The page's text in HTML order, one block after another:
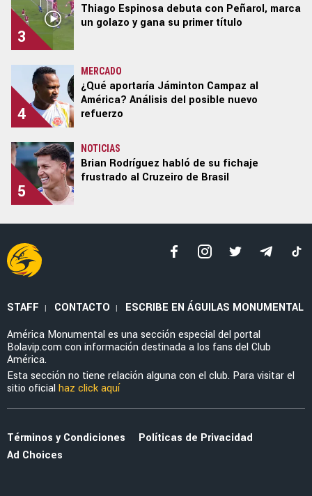
3
Thiago Espinosa debuta con Peñarol, marca
un golazo y gana su primer título
4
MERCADO
¿Qué aportaría Jáminton Campaz al
América? Análisis del posible nuevo
refuerzo
5
NOTICIAS
Brian Rodríguez habló de su fichaje
frustrado al Cruzeiro de Brasil
STAFF | CONTACTO |
ESCRIBE EN ÁGUILAS MONUMENTAL
América Monumental es una sección especial del portal
Bolavip.com con información destinada a los fans del Club
América.
Esta sección no tiene relación alguna con el club. Para visitar el
sitio oficialhaz click aquí
Términos y Condiciones
Políticas de Privacidad
Ad Choices